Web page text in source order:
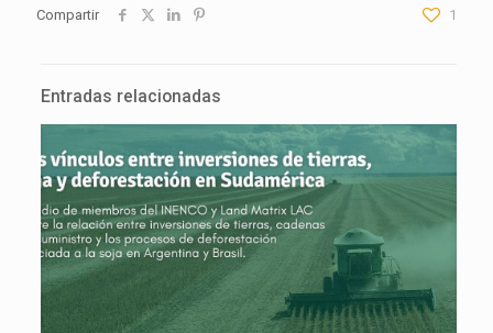
Compartir 1
Entradas relacionadas